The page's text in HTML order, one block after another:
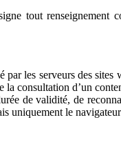
tout renseignement
par les serveurs des
la consultation d’un
de validité, de
uniquement le